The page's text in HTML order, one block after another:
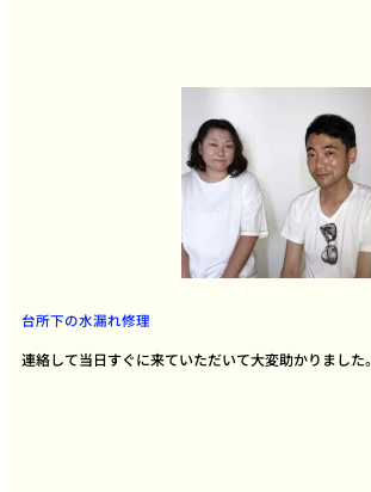
台所下の水漏れ修理
連絡して当日すぐに来ていただいて大変助かりました。